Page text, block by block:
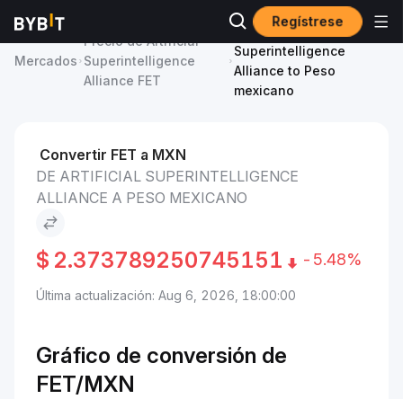
Regístrese
Mercados
Precio de Artificial
Superintelligence
Alliance FET
Artificial
Superintelligence
Alliance to Peso
mexicano
Convertir FET a MXN
DE ARTIFICIAL SUPERINTELLIGENCE
ALLIANCE A PESO MEXICANO
$ 2.373789250745151 -5.48%
Última actualización: Aug 6, 2026, 18:00:00
Gráfico de conversión de
FET/MXN